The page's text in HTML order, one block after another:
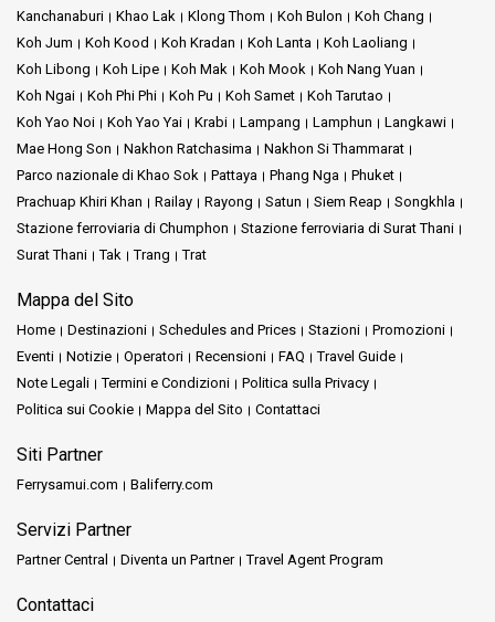
Kanchanaburi
Khao Lak Klong Thom Koh Bulon
Koh Chang
Koh Jum
Koh Kood Koh Kradan Koh Lanta
Koh Laoliang
Koh Libong
Koh Lipe Koh Mak Koh Mook
Koh Nang Yuan
Koh Ngai
Koh Phi Phi Koh Pu Koh Samet
Koh Tarutao
Koh Yao Noi
Koh Yao Yai Krabi Lampang Lamphun
Langkawi
Mae Hong Son
Nakhon Ratchasima
Nakhon Si Thammarat
Parco nazionale di Khao Sok
Pattaya Phang Nga
Phuket
Prachuap Khiri Khan
Railay Rayong Satun Siem Reap
Songkhla
Stazione ferroviaria di Chumphon
Stazione ferroviaria di Surat Thani
Surat Thani
Tak Trang Trat
Mappa del Sito
Home Destinazioni Schedules and Prices Stazioni
Promozioni
Eventi
Notizie Operatori Recensioni FAQ
Travel Guide
Note Legali
Termini e Condizioni
Politica sulla Privacy
Politica sui Cookie
Mappa del Sito Contattaci
Siti Partner
Ferrysamui.com Baliferry.com
Servizi Partner
Partner Central Diventa un Partner Travel Agent Program
Contattaci